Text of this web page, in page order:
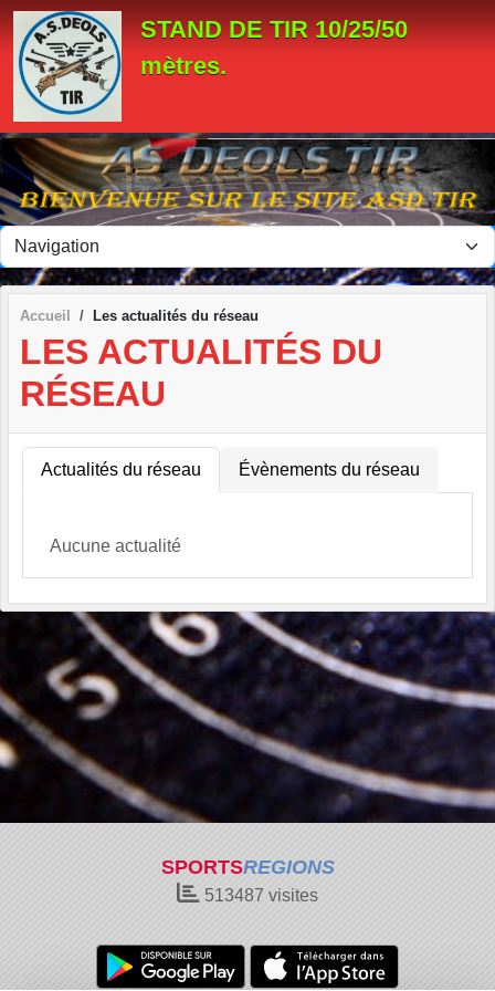
STAND DE TIR 10/25/50
mètres.
Accueil Les actualités du réseau
LES ACTUALITÉS DU
RÉSEAU
Actualités du réseau Évènements du réseau
Aucune actualité
SPORTSREGIONS
513487 visites
Panneau de gestion des cookies